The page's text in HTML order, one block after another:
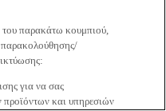
παρακάτω κουμπιού,
για να σας
προϊόντων και υπηρεσιών